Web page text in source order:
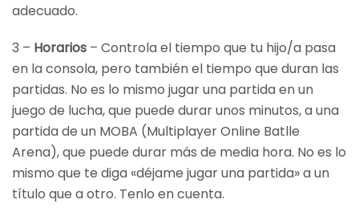
adecuado.
3 – Horarios – Controla el tiempo que tu hijo/a pasa
en la consola, pero también el tiempo que duran las
partidas. No es lo mismo jugar una partida en un
juego de lucha, que puede durar unos minutos, a una
partida de un MOBA (Multiplayer Online Batlle
Arena), que puede durar más de media hora. No es lo
mismo que te diga «déjame jugar una partida» a un
título que a otro. Tenlo en cuenta.